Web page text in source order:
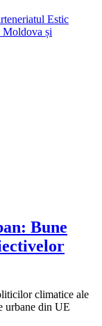
Estic
Moldova și
Bune
climatice ale
urbane din UE